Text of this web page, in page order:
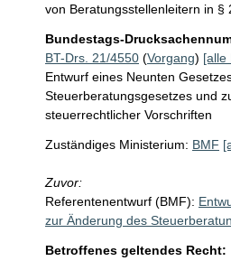
von Beratungsstellenleitern in §
Bundestags-
BT-Drs. 21/4550 (Vorgang) [alle
Entwurf eines Neunten
Steuerberatungsgesetzes und
steuerrechtlicher Vorschriften
Zuständiges Ministerium: BMF
Zuvor:
Referentenentwurf (BMF):
zur Änderung des
Betroffenes geltendes Recht: